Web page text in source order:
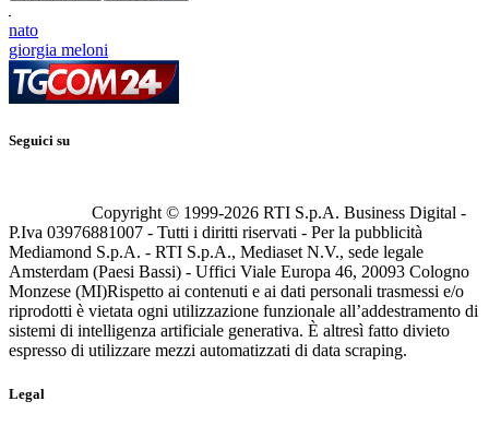
nato
giorgia meloni
Seguici su
Copyright © 1999-2026 RTI S.p.A. Business Digital -
P.Iva 03976881007 - Tutti i diritti riservati - Per la pubblicità
Mediamond S.p.A. - RTI S.p.A., Mediaset N.V., sede legale
Amsterdam (Paesi Bassi) - Uffici Viale Europa 46, 20093 Cologno
Monzese (MI)Rispetto ai contenuti e ai dati personali trasmessi e/o
riprodotti è vietata ogni utilizzazione funzionale all’addestramento di
sistemi di intelligenza artificiale generativa. È altresì fatto divieto
espresso di utilizzare mezzi automatizzati di data scraping.
Legal